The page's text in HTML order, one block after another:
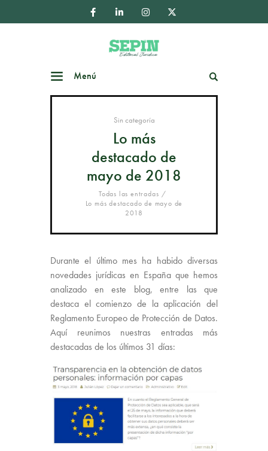
Menú
Sin categoría
Lo más
destacado de
mayo de 2018
Todas las entradas
Lo más destacado de mayo de
2018
Durante el último mes ha habido diversas
novedades jurídicas en España que hemos
analizado en este blog, entre las que
destaca el comienzo de la aplicación del
Reglamento Europeo de Protección de Datos.
Aquí reunimos nuestras entradas más
destacadas de los últimos 31 días: